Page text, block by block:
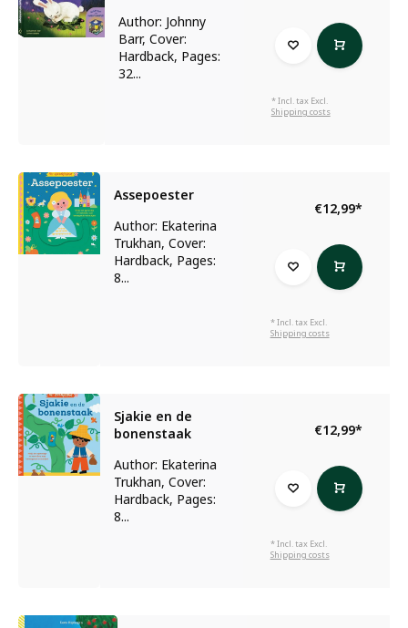
Author: Johnny
Barr, Cover:
Hardback, Pages:
32...
* Incl. tax Excl.
Shipping costs
Assepoester
Author: Ekaterina
Trukhan, Cover:
Hardback, Pages:
8...
€12,99*
* Incl. tax Excl.
Shipping costs
Sjakie en de
bonenstaak
Author: Ekaterina
Trukhan, Cover:
Hardback, Pages:
8...
€12,99*
* Incl. tax Excl.
Shipping costs